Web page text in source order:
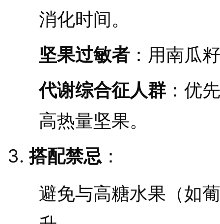
消化时间。
坚果过敏者 ：用南瓜
代谢综合征人群 ：优
高热量坚果。
搭配禁忌 ：
避免与高糖水果（如